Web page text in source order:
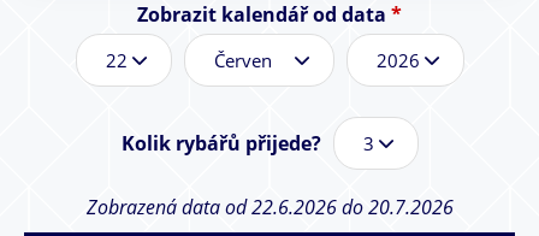
Zobrazit kalendář od data *
e
ě
c
o
*
Kolik rybářů přijede?
Zobrazená data od 22.6.2026 do 20.7.2026